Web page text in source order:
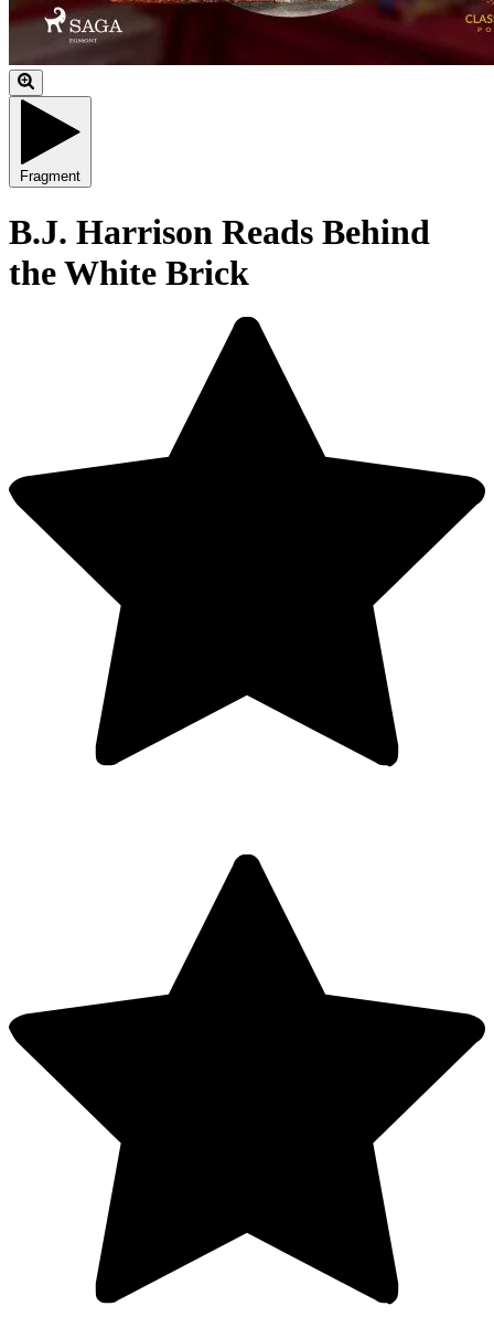
Fragment
B.J. Harrison Reads Behind
the White Brick